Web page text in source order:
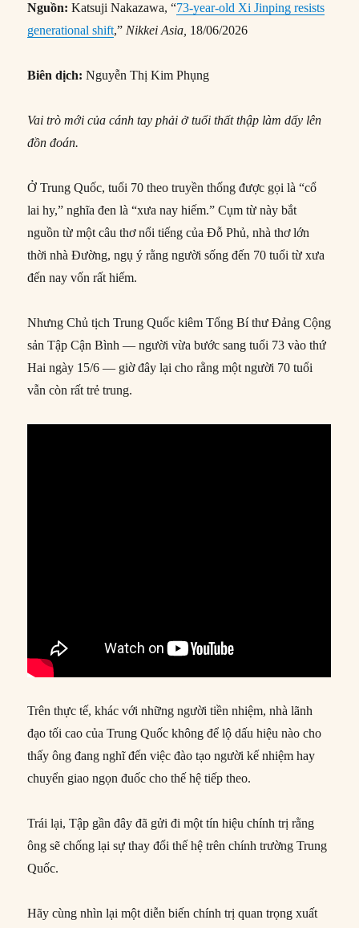
Nguồn: Katsuji Nakazawa, “73-year-old Xi Jinping resists
generational shift,”Nikkei Asia, 18/06/2026
Biên dịch:Nguyễn Thị Kim Phụng
Vai trò mới của cánh tay phải ở tuổi thất thập làm dấy lên
đồn đoán.
Ở Trung Quốc, tuổi 70 theo truyền thống được gọi là “cổ
lai hy,” nghĩa đen là “xưa nay hiếm.” Cụm từ này bắt
nguồn từ một câu thơ nổi tiếng của Đỗ Phủ, nhà thơ lớn
thời nhà Đường, ngụ ý rằng người sống đến 70 tuổi từ xưa
đến nay vốn rất hiếm.
Nhưng Chủ tịch Trung Quốc kiêm Tổng Bí thư Đảng Cộng
sản Tập Cận Bình — người vừa bước sang tuổi 73 vào thứ
Hai ngày 15/6 — giờ đây lại cho rằng một người 70 tuổi
vẫn còn rất trẻ trung.
Trên thực tế, khác với những người tiền nhiệm, nhà lãnh
đạo tối cao của Trung Quốc không để lộ dấu hiệu nào cho
thấy ông đang nghĩ đến việc đào tạo người kế nhiệm hay
chuyển giao ngọn đuốc cho thế hệ tiếp theo.
Trái lại, Tập gần đây đã gửi đi một tín hiệu chính trị rằng
ông sẽ chống lại sự thay đổi thế hệ trên chính trường Trung
Quốc.
Hãy cùng nhìn lại một diễn biến chính trị quan trọng xuất